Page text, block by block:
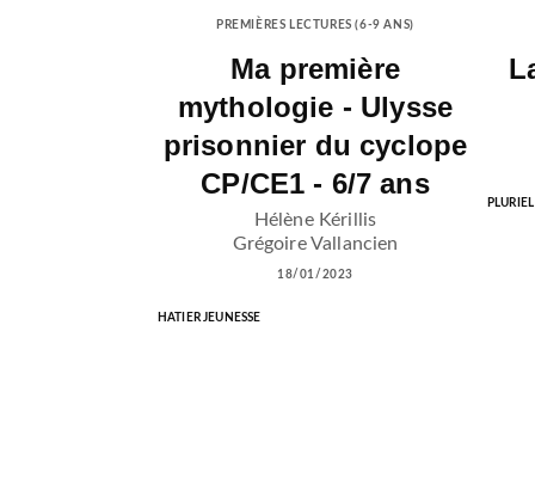
PREMIÈRES LECTURES (6-9 ANS)
Ma première
mythologie - Ulysse
prisonnier du cyclope
CP/CE1 - 6/7 ans
Hélène Kérillis
Grégoire Vallancien
18/01/2023
HATIER JEUNESSE
PLURIEL